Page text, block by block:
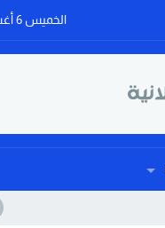
الخميس 6 أغسطس 2026 - 12:15 مساءً